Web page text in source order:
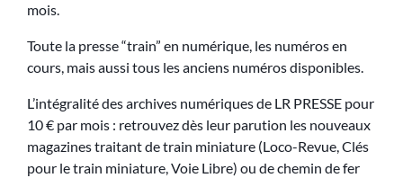
mois.
Toute la presse “train” en numérique, les numéros en
cours, mais aussi tous les anciens numéros disponibles.
L’intégralité des archives numériques de LR PRESSE pour
10 € par mois : retrouvez dès leur parution les nouveaux
magazines traitant de train miniature (Loco-Revue, Clés
pour le train miniature, Voie Libre) ou de chemin de fer